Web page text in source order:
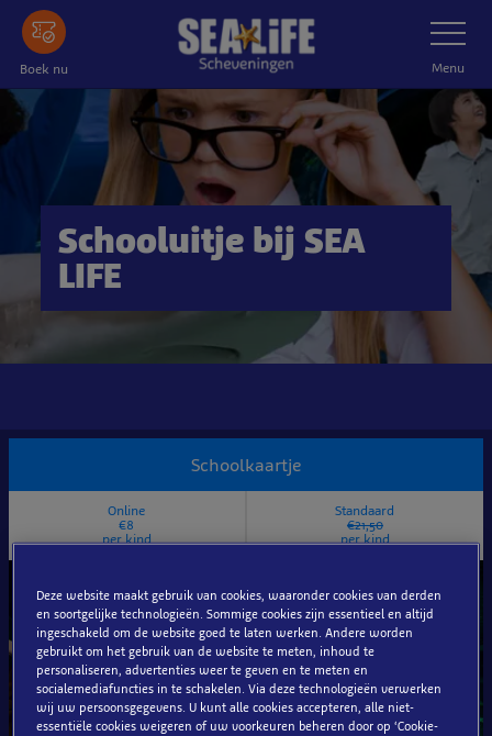
naar
hoofdinhoud
Boek nu Menu
Schooluitje bij SEA
LIFE
Schoolkaartje
Online
€8
per kind
Standaard
€21,50
per kind
Deze website maakt gebruik van cookies, waaronder cookies van derden
en soortgelijke technologieën. Sommige cookies zijn essentieel en altijd
ingeschakeld om de website goed te laten werken. Andere worden
gebruikt om het gebruik van de website te meten, inhoud te
personaliseren, advertenties weer te geven en te meten en
socialemediafuncties in te schakelen. Via deze technologieën verwerken
wij uw persoonsgegevens. U kunt alle cookies accepteren, alle niet-
essentiële cookies weigeren of uw voorkeuren beheren door op ‘Cookie-